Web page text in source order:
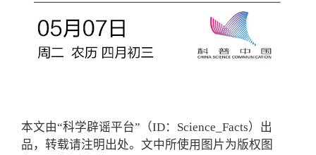
本文由“科学辟谣平台”（ID：Science_Facts）出
品，转载请注明出处。文中所使用图片为版权图